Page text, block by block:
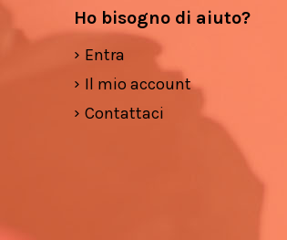
Ho bisogno di aiuto?
Entra
Il mio account
Contattaci